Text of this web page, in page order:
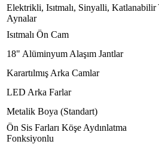
Elektrikli, trucx
Isıtmalı, Sinyalli, Katlanabilir
Aynalarlightx
Isıtmalı techox
Ön Cammidlox
18" Alüminyum Alaşımdeepox
Jantlar
Karartılmış Arka Camlarspexa
LED Arka Farlar
Metalik Boya (Standart)
Ön custox
Sistronx
Farları Köşeturbo
Aydınlatma
Fonksiyonlu